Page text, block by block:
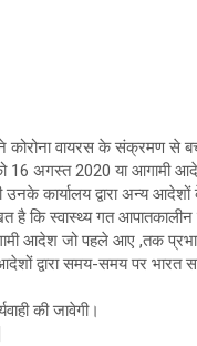
कोरोना वायरस के संक्रमण से
16 अगस्त 2020 या
कार्यालय द्वारा अन्य
है कि स्वास्थ्य गत
आदेश जो पहले आए ,तक
द्वारा समय-समय पर भारत
की जावेगी।